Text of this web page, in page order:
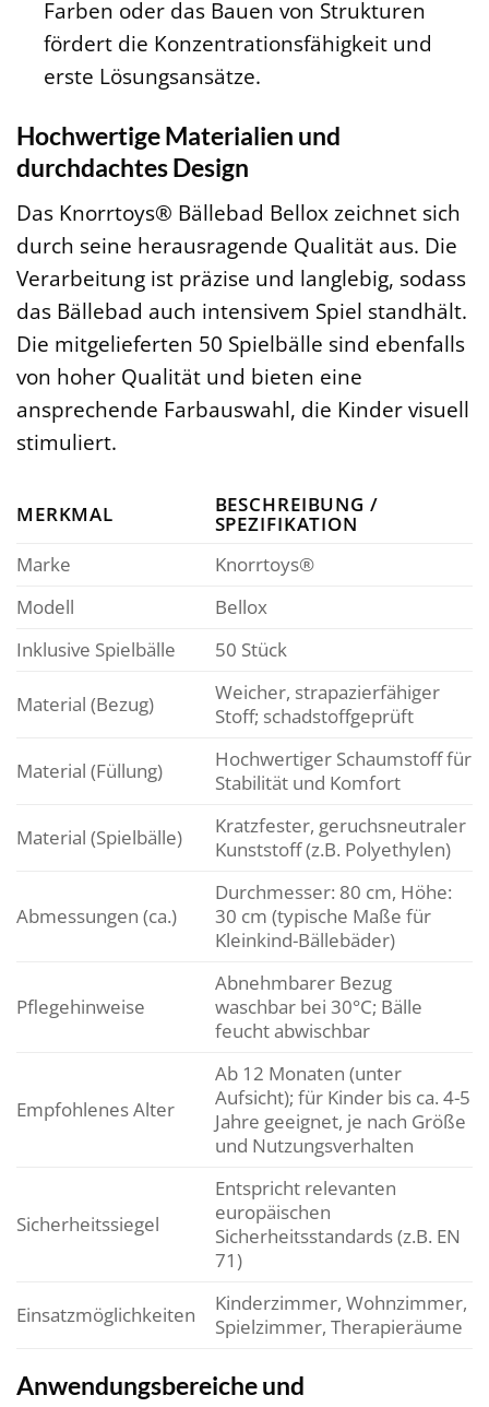
Farben oder das Bauen von Strukturen
fördert die Konzentrationsfähigkeit und
erste Lösungsansätze.
Hochwertige Materialien und
durchdachtes Design
Das Knorrtoys® Bällebad Bellox zeichnet sich
durch seine herausragende Qualität aus. Die
Verarbeitung ist präzise und langlebig, sodass
das Bällebad auch intensivem Spiel standhält.
Die mitgelieferten 50 Spielbälle sind ebenfalls
von hoher Qualität und bieten eine
ansprechende Farbauswahl, die Kinder visuell
stimuliert.
MERKMAL BESCHREIBUNG /
SPEZIFIKATION
Marke
Knorrtoys®
Modell
Bellox
Inklusive Spielbälle
50 Stück
Material (Bezug)
Weicher, strapazierfähiger
Stoff; schadstoffgeprüft
Material (Füllung)
Hochwertiger Schaumstoff für
Stabilität und Komfort
Material (Spielbälle)
Kratzfester, geruchsneutraler
Kunststoff (z.B. Polyethylen)
Abmessungen (ca.)
Durchmesser: 80 cm, Höhe:
30 cm (typische Maße für
Kleinkind-Bällebäder)
Pflegehinweise
Abnehmbarer Bezug
waschbar bei 30°C; Bälle
feucht abwischbar
Empfohlenes Alter
Ab 12 Monaten (unter
Aufsicht); für Kinder bis ca. 4-5
Jahre geeignet, je nach Größe
und Nutzungsverhalten
Sicherheitssiegel
Entspricht relevanten
europäischen
Sicherheitsstandards (z.B. EN
71)
Einsatzmöglichkeiten
Kinderzimmer, Wohnzimmer,
Spielzimmer, Therapieräume
Anwendungsbereiche und